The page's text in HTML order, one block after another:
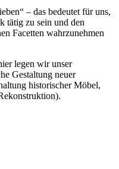
– das bedeutet für uns,
tätig zu sein und den
Facetten wahrzunehmen
legen wir unser
Gestaltung neuer
historischer Möbel,